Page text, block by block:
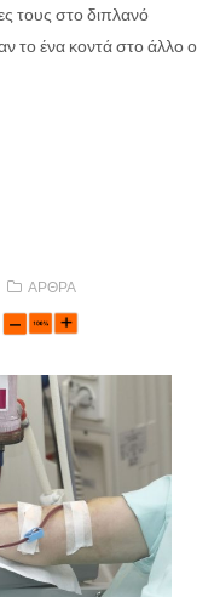
τους στο διπλανό
το ένα κοντά στο άλλο ο
ΑΡΘΡΑ